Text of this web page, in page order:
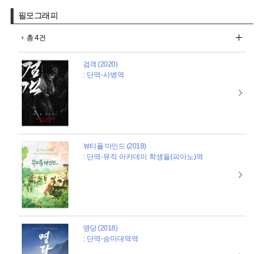
필모그래피
총 4건
검객 (2020)
: 단역-사병역
뷰티플 마인드 (2018)
: 단역-뮤직 아카데미 학생들(피아노)역
명당 (2018)
: 단역-승마대역역